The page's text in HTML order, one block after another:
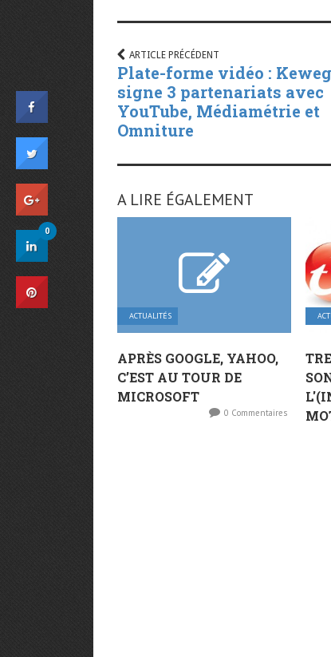
ARTICLE PRÉCÉDENT
Plate-forme vidéo :
signe 3 partenariats avec
YouTube, Médiamétrie et
Omniture
A LIRE ÉGALEMENT
ACTUALITÉS
APRÈS GOOGLE, YAHOO,
C’EST AU TOUR DE
MICROSOFT
0 Commentaires
0